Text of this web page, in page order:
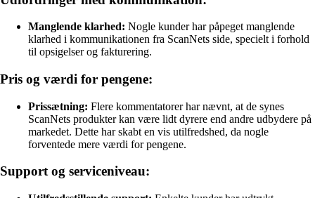
Manglende klarhed: Nogle kunder har påpeget manglende
klarhed i kommunikationen fra ScanNets side, specielt i forhold
til opsigelser og fakturering.
Pris og værdi for pengene:
Prissætning: Flere kommentatorer har nævnt, at de synes
ScanNets produkter kan være lidt dyrere end andre udbydere på
markedet. Dette har skabt en vis utilfredshed, da nogle
forventede mere værdi for pengene.
Support og serviceniveau: